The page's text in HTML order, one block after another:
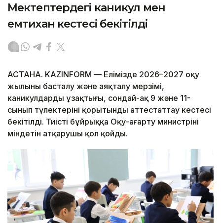
Мектептердегі каникул мен
емтихан кестесі бекітілді
АСТАНА. KAZINFORM — Елімізде 2026–2027 оқу
жылының басталу және аяқталу мерзімі,
каникулдардың ұзақтығы, сондай-ақ 9 және 11-
сынып түлектерінің қорытынды аттестаттау кестесі
бекітілді. Тиісті бұйрыққа Оқу-ағарту министрінің
міндетін атқарушы қол қойды.